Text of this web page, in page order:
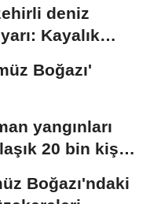
deniz
Kayalık
Boğazı'
yangınları
20 bin kişi
Boğazı'ndaki